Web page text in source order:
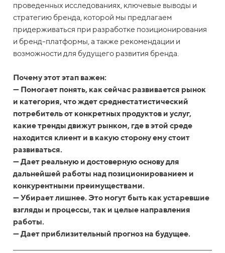
проведенных исследованиях, ключевые выводы и
стратегию бренда, которой мы предлагаем
придерживаться при разработке позиционирования
и бренд-платформы, а также рекомендации и
возможности для будущего развития бренда.
Почему этот этап важен:
— Помогает понять, как сейчас развивается рынок
и категория, что ждет среднестатистический
потребитель от конкретных продуктов и услуг,
какие тренды движут рынком, где в этой среде
находится клиент и в какую сторону ему стоит
развиваться.
— Дает реальную и достоверную основу для
дальнейшей работы над позиционированием и
конкурентными преимуществами.
— Убирает лишнее. Это могут быть как устаревшие
взгляды и процессы, так и целые направления
работы.
— Дает приблизительный прогноз на будущее.